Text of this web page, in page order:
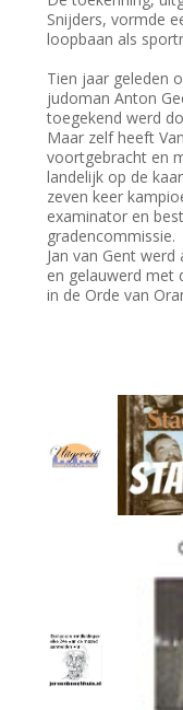
Snijders, vormde
loopbaan als
Tien jaar geleden
judoman Anton
toegekend werd
Maar zelf heeft
voortgebracht en
landelijk op de
zeven keer
examinator en
gradencommissie.
Jan van Gent
en gelauwerd met
in de Orde van